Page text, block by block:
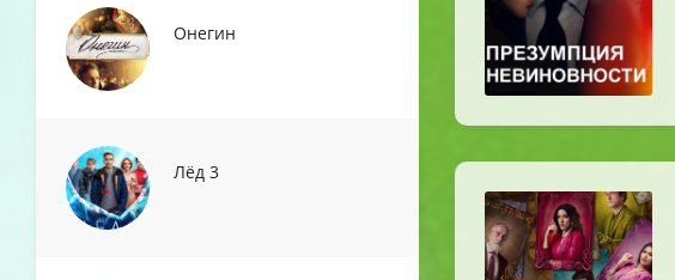
Онегин
Лёд 3